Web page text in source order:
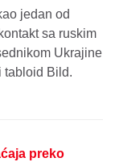
jedan od
sa ruskim
Ukrajine
tabloid Bild.
preko